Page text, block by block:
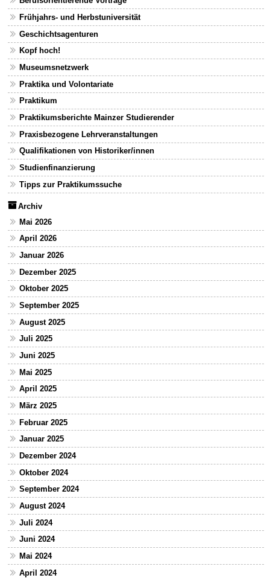
Frühjahrs- und Herbstuniversität
Geschichtsagenturen
Kopf hoch!
Museumsnetzwerk
Praktika und Volontariate
Praktikum
Praktikumsberichte Mainzer Studierender
Praxisbezogene Lehrveranstaltungen
Qualifikationen von Historiker/innen
Studienfinanzierung
Tipps zur Praktikumssuche
Archiv
Mai 2026
April 2026
Januar 2026
Dezember 2025
Oktober 2025
September 2025
August 2025
Juli 2025
Juni 2025
Mai 2025
April 2025
März 2025
Februar 2025
Januar 2025
Dezember 2024
Oktober 2024
September 2024
August 2024
Juli 2024
Juni 2024
Mai 2024
April 2024